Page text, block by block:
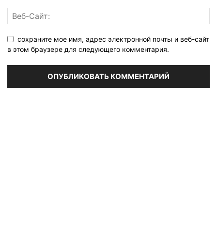
сохраните мое имя, адрес электронной почты и веб-сайт
в этом браузере для следующего комментария.